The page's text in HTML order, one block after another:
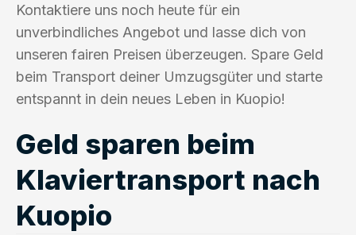
Kontaktiere uns noch heute für ein
unverbindliches Angebot und lasse dich von
unseren fairen Preisen überzeugen. Spare Geld
beim Transport deiner Umzugsgüter und starte
entspannt in dein neues Leben in Kuopio!
Geld sparen beim
Klaviertransport nach
Kuopio